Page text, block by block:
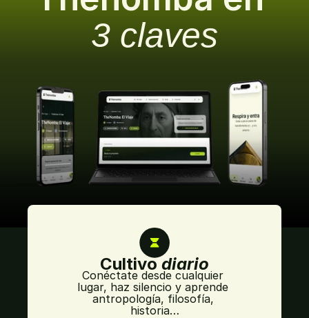
3 claves
Cultivo diario
Conéctate desde cualquier
lugar, haz silencio y aprende
antropología, filosofía,
historia…